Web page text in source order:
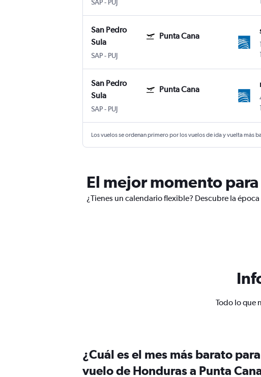
SAP- PUJ
San Pedro
Sula
Punta Cana
SAP- PUJ
San Pedro
Sula
Punta Cana
SAP- PUJ
Los vuelos se ordenan primero por los vuelos de ida y vuelta más
El mejor momento
¿Tienes un calendario flexible? Descubre la
Todo lo que
¿Cuál es el mes más barato
vuelo de Honduras a Punta